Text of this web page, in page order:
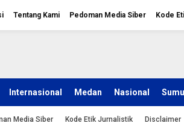
Tentang Kami Pedoman Media Siber Kode
Internasional Medan Nasional
Media Siber Kode Etik Jurnalistik Disclaimer